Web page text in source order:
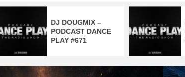
DJ DOUGMIX –
PODCAST DANCE
PLAY #671